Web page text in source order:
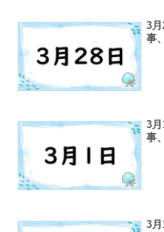
3
事
3
事
3